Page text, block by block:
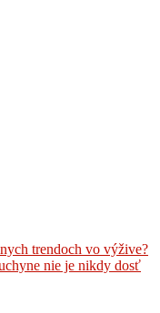
trendoch vo výžive?
nie je nikdy dosť